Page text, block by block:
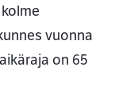
vuonna
on 65